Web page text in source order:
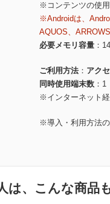
※コンテンツの使
※Androidは、
AQUOS、
必要メモリ容量
ご利用方法
アク
同時使用端末数
1
※インターネット
※導入・利用方法
は、こんな商品